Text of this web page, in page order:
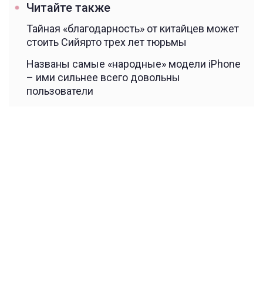
Читайте также
Тайная «благодарность» от китайцев может
стоить Сийярто трех лет тюрьмы
Названы самые «народные» модели iPhone
– ими сильнее всего довольны
пользователи